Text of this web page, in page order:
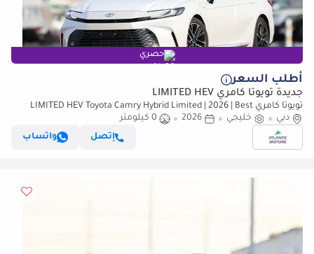
حصري
أطلب السعر
جديدة تويوتا كامري LIMITED HEV
تويوتا كامري LIMITED HEV Toyota Camry Hybrid Limited | 2026 | Best
Export Price (للتصدير فقط)
دبي خليجي 2026
0 كيلومتر
إتصل
واتساب